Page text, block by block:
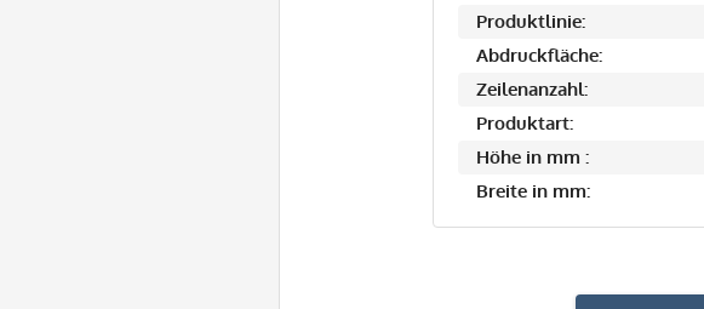
Produktlinie:
Abdruckfläche:
Zeilenanzahl:
Produktart:
Höhe in mm :
Breite in mm: